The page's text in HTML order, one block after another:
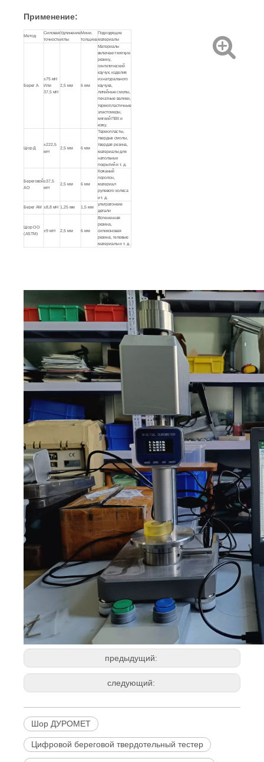
Применение:
Метод
Силовая
точность
Удлинение
иглы
Мини.
толщина
Подходящие
материалы
Берег А
±75 мН
Или
37,5 мН
2,5 мм 6 мм
Материалы
включают мягкую
резину,
синтетический
каучук, изделия
из натурального
каучука,
литейные смолы,
печатные валики,
термопластичные
эластомеры,
мягкий ПВХ и
кожу.
Шор Д
±222,5
мН
2,5 мм 6 мм
Термопласты,
твердые смолы,
твердая резина,
материалы для
напольных
покрытий и т. д.
Береговой
АО
±37,5
мН
2,5 мм 6 мм
Кожаный
поролон,
материал
рулевого колеса
и т. д.
Берег АМ ±8,8 мН 1,25 мм 1,5 мм
ультратонкие
детали
Шор ОО
(ASTM)
±9 мН 2,5 мм 6 мм
Вспененная
резина,
силиконовая
резина, гелевые
материалы и т. д.
предыдущий:
следующий:
Шор ДУРОМЕТ
Цифровой береговой твердотельный тестер